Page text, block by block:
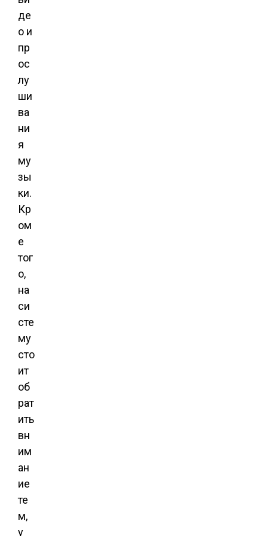
де
о и
пр
ос
лу
ши
ва
ни
я
му
зы
ки.
Кр
ом
е
тог
о,
на
си
сте
му
сто
ит
об
рат
ить
вн
им
ан
ие
те
м,
у